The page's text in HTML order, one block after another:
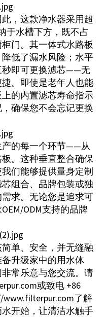
，这款净水器采用超
于水槽下方，既不占
门。其一体式水路板
低了漏水风险；水平
秒即可更换滤芯——无
。即使是老年人也能
的内置滤芯寿命指示
确保您不会忘记更换
产的每一个环节——从
。这种垂直整合确保
们能够提供量身定制
组合、品牌包装或独
求。无论您是追求可
ODM支持的品牌
单、安全，并无缝融
升级家中的用水体
常乐意与您交流。请
或致电 +86
了解
开始，让清洁水触手